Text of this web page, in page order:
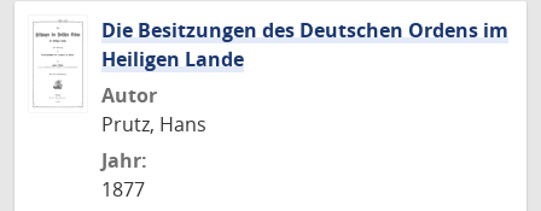
Die Besitzungen des Deutschen Ordens im
Heiligen Lande
Autor
Prutz, Hans
Jahr:
1877